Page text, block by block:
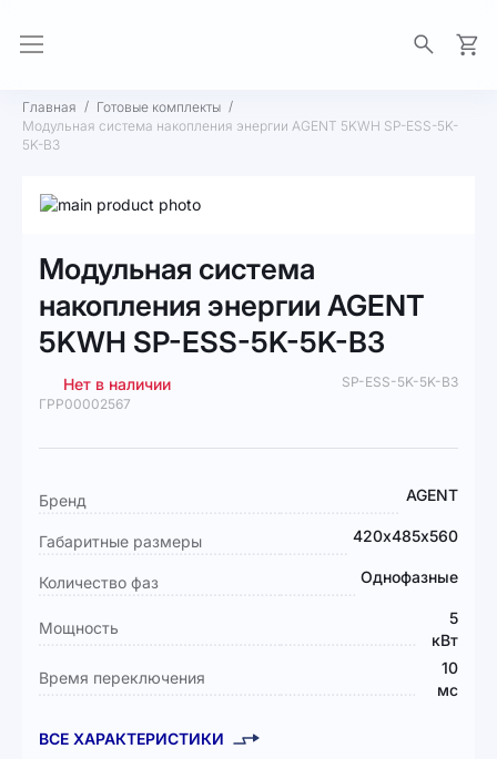
Главная
Готовые комплекты
Модульная система накопления энергии AGENT 5KWH SP-ESS-5K-
5K-B3
Пропустить
к
галереям
изображений
началу
изображений
Модульная система
накопления энергии AGENT
5KWH SP-ESS-5K-5K-B3
Нет в наличии
SP-ESS-5K-5K-B3
ГРР00002567
Подробная
информация
Бренд AGENT
Габаритные размеры 420х485х560
Количество фаз Однофазные
Мощность
5
кВт
Время переключения
10
мс
ВСЕ ХАРАКТЕРИСТИКИ